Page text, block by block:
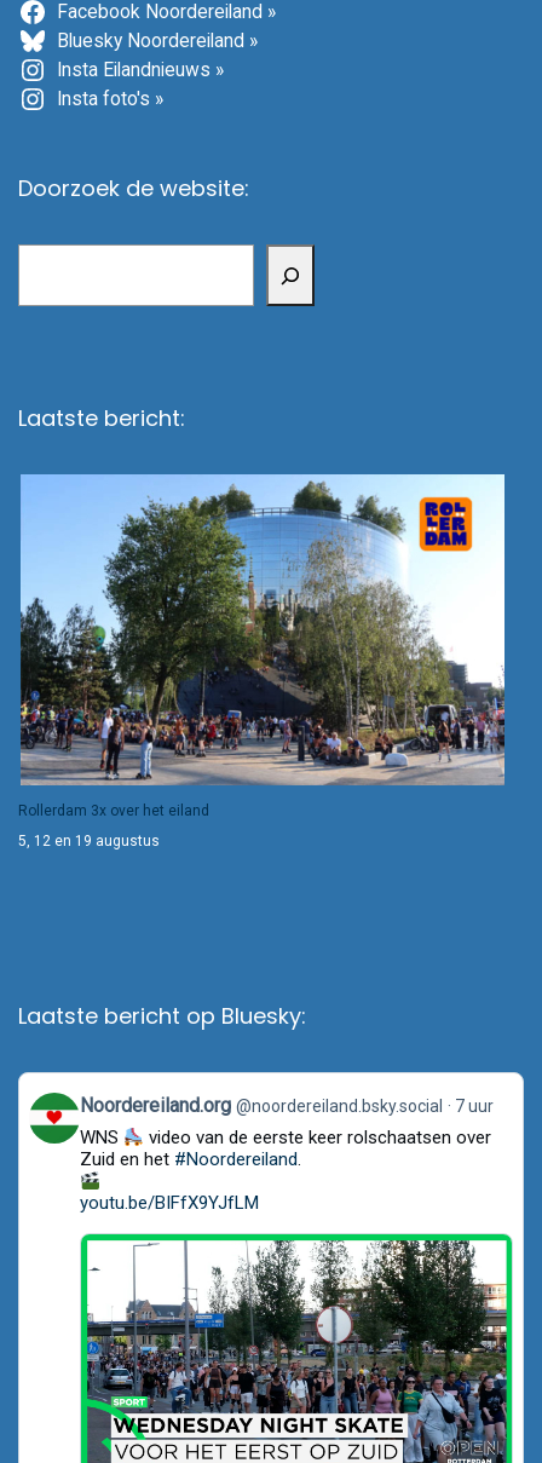
Facebook Noordereiland »
Bluesky Noordereiland »
Insta Eilandnieuws »
Insta foto's »
Doorzoek de website:
Laatste bericht:
Rollerdam 3x over het eiland
5, 12 en 19 augustus
Laatste bericht op Bluesky:
View
post
by
Noordereiland.org
Noordereiland.org @noordereiland.bsky.social 7 uur
WNS
video van de eerste keer rolschaatsen over
Zuid en het #Noordereiland.
youtu.be/BIFfX9YJfLM